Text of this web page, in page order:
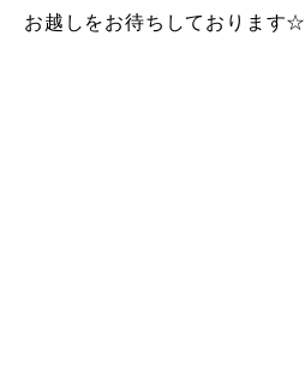
お越しをお待ちしております☆